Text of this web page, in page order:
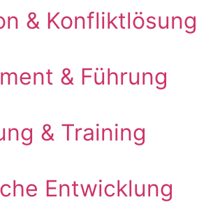
& Konfliktlösung
& Führung
& Training
Entwicklung